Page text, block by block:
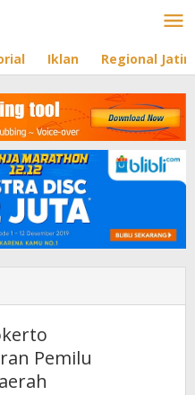
Iklan Regional Jatim
Kabupaten
Mojokerto
Sosialisasikan
Peraturan
Pemilu
Pemilu